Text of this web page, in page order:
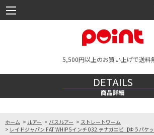
5,500円以上のお買い上げで送料
DETAILS
商品詳細
ホーム > ルアー > バスルアー > ストレートワーム
> レイドジャパン FAT WHIP 5インチ 032.テナガエビ【ゆうパケッ